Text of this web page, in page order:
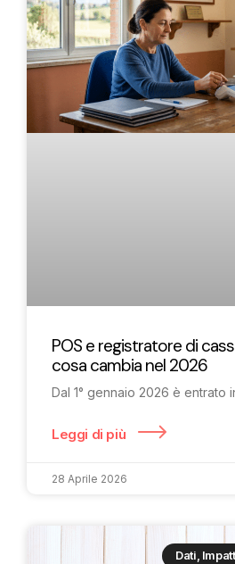
POS e registratore di
cosa cambia nel 2026
Dal 1° gennaio 2026 è entrato
Leggi di più
28 Aprile 2026
Dati,